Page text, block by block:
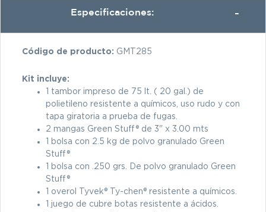
Especificaciones:
Código de producto: GMT285
Kit incluye:
1 tambor impreso de 75 lt. ( 20 gal.) de
polietileno resistente a químicos, uso rudo y con
tapa giratoria a prueba de fugas.
2 mangas Green Stuff® de 3" x 3.00 mts
1 bolsa con 2.5 kg de polvo granulado Green
Stuff®
1 bolsa con .250 grs. De polvo granulado Green
Stuff®
1 overol Tyvek® Ty-chen® resistente a químicos.
1 juego de cubre botas resistente a ácidos.